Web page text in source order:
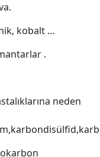
kobalt …
.
neden